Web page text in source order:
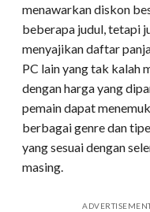
menawarkan diskon
beberapa judul, tetapi
menyajikan daftar
PC lain yang tak kalah
dengan harga yang
pemain dapat
berbagai genre dan
yang sesuai dengan
masing.